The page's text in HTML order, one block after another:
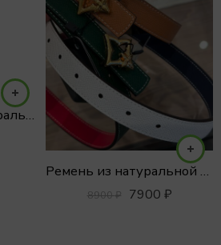
Ремень 7/ 2 см натуральная кожа
Ремень из натуральной кожи
8900₽ 7900 ₽